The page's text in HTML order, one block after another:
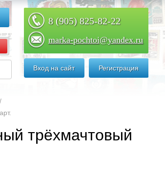
8 (905) 825-82-22
marka-pochtoi@yandex.ru
Вход на сайт Регистрация
трёхмачтовый